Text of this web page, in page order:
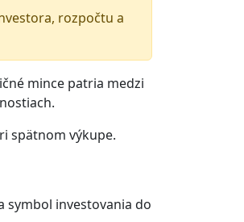
rozpočtu a
mince patria medzi
spätnom výkupe.
symbol investovania do